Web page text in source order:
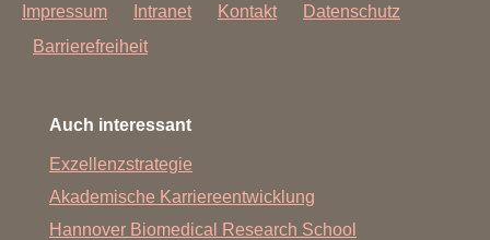
Impressum Intranet Kontakt
Datenschutz
Barrierefreiheit
Auch interessant
Exzellenzstrategie
Akademische Karriereentwicklung
Hannover Biomedical Research School